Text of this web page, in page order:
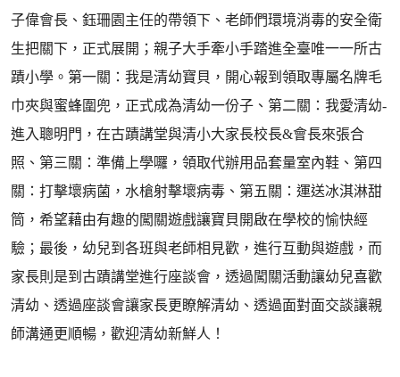
子偉會長、鈺珊園主任的帶領下、老師們環境消毒的安全衛
生把關下，正式展開；親子大手牽小手踏進全臺唯一一所古
蹟小學。第一關：我是清幼寶貝，開心報到領取專屬名牌毛
巾夾與蜜蜂圍兜，正式成為清幼一份子、第二關：我愛清幼-
進入聰明門，在古蹟講堂與清小大家長校長&會長來張合
照、第三關：準備上學囉，領取代辦用品套量室內鞋、第四
關：打擊壞病菌，水槍射擊壞病毒、第五關：運送冰淇淋甜
筒，希望藉由有趣的闖關遊戲讓寶貝開啟在學校的愉快經
驗；最後，幼兒到各班與老師相見歡，進行互動與遊戲，而
家長則是到古蹟講堂進行座談會，透過闖關活動讓幼兒喜歡
清幼、透過座談會讓家長更瞭解清幼、透過面對面交談讓親
師溝通更順暢，歡迎清幼新鮮人！